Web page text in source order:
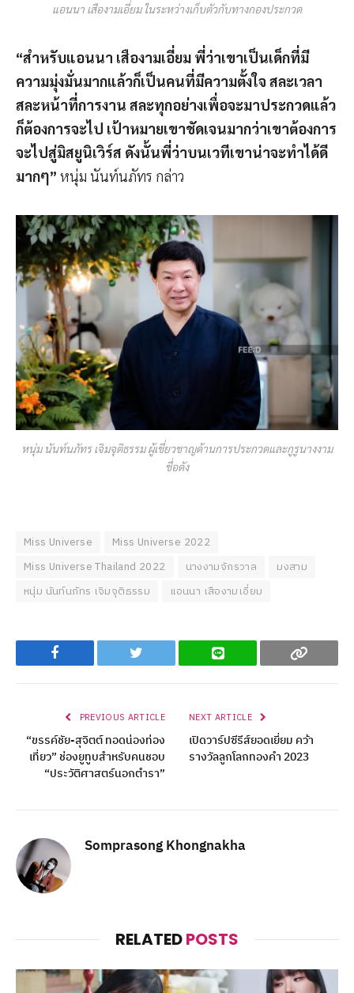
แอนนา เสืองามเอี่ยม ในระหว่างเก็บตัวกับทางกองประกวด
“สำหรับแอนนา เสืองามเอี่ยม พี่ว่าเขาเป็นเด็กที่มี
ความมุ่งมั่นมากแล้วก็เป็นคนที่มีความตั้งใจ สละเวลา
สละหน้าที่การงาน สละทุกอย่างเพื่อจะมาประกวดแล้ว
ก็ต้องการจะไป เป้าหมายเขาชัดเจนมากว่าเขาต้องการ
จะไปสู่มิสยูนิเวิร์ส ดังนั้นพี่ว่าบนเวทีเขาน่าจะทำได้ดี
มากๆ” หนุ่ม นันท์นภัทร กล่าว
หนุ่ม นันท์นภัทร เจิมจุติธรรม ผู้เชี่ยวชาญด้านการประกวดและกูรูนางงาม
ชื่อดัง
Miss Universe
Miss Universe 2022
Miss Universe Thailand 2022
นางงามจักรวาล
มงสาม
หนุ่ม นันท์นภัทร เจิมจุติธรรม
แอนนา เสืองามเอี่ยม
Facebook Twitter Line Copy
PREVIOUS ARTICLE
“ขรรค์ชัย-สุจิตต์ ทอดน่องท่อง
เที่ยว” ช่องยูทูบสำหรับคนชอบ
“ประวัติศาสตร์นอกตำรา”
NEXT ARTICLE
เปิดวาร์ปซีรีส์ยอดเยี่ยม คว้า
รางวัลลูกโลกทองคำ 2023
Somprasong Khongnakha
RELATEDPOSTS